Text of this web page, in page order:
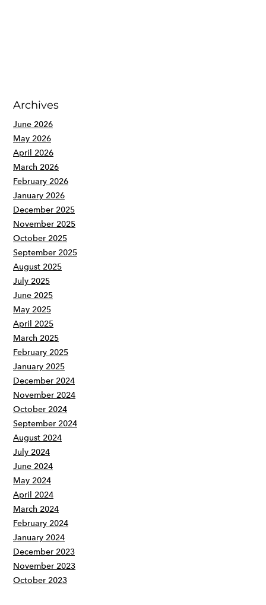
Archives
June 2026
May 2026
April 2026
March 2026
February 2026
January 2026
December 2025
November 2025
October 2025
September 2025
August 2025
July 2025
June 2025
May 2025
April 2025
March 2025
February 2025
January 2025
December 2024
November 2024
October 2024
September 2024
August 2024
July 2024
June 2024
May 2024
April 2024
March 2024
February 2024
January 2024
December 2023
November 2023
October 2023